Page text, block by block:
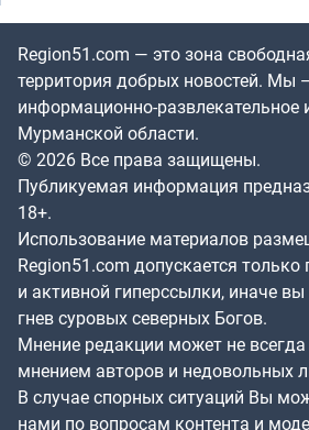
Region51.com — это зона
территория добрых новостей. Мы
информационно-развлекательное
Мурманской области.
© 2026 Все права защищены.
Публикуемая информация
18+.
Использование материалов
Region51.com допускается
и активной гиперссылки, иначе
гнев суровых северных Богов.
Мнение редакции может не
мнением авторов и недовольных
В случае спорных ситуаций Вы
нами по вопросам контента и